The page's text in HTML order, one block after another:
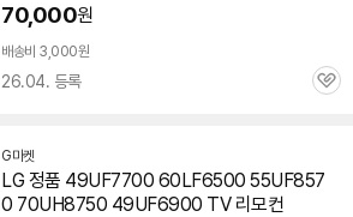
70,000원
배송비 3,000원
26.04. 등록
관
G마켓
LG 정품 49UF7700 60LF6500 55UF857
0 70UH8750 49UF6900 TV 리모컨